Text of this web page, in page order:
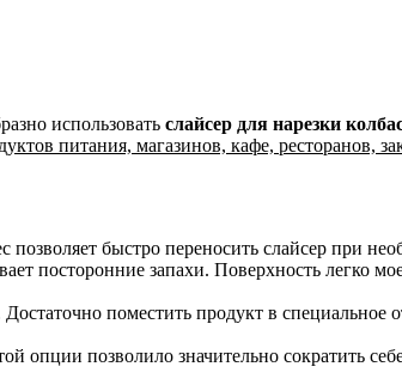
использовать слайсер для нарезки
питания, магазинов, кафе, ресторанов,
быстро переносить слайсер при
запахи. Поверхность легко
поместить продукт в специальное
опции позволило значительно сократить